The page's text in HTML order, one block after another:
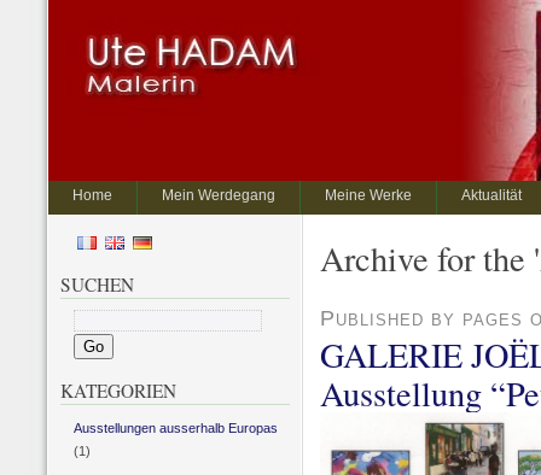
Home Mein Werdegang Meine Werke Aktualität
Archive for the
Published by pages
GALERIE
Ausstellung
SUCHEN
KATEGORIEN
Ausstellungen ausserhalb Europas
(1)